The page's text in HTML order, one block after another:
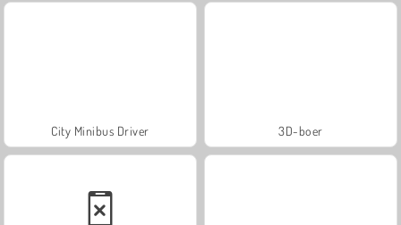
City Minibus Driver 3D-boer